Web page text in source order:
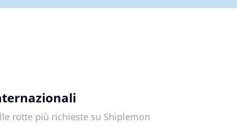
rotte più richieste su Shiplemon